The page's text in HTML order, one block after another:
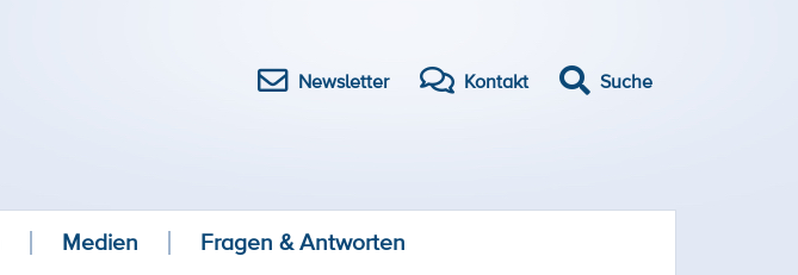
Newsletter Kontakt Suche
Medien Fragen & Antworten